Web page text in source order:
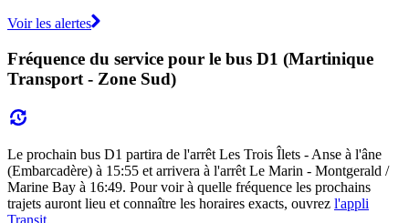
Voir les alertes
Fréquence du service pour le bus D1 (Martinique
Transport - Zone Sud)
Le prochain bus D1 partira de l'arrêt Les Trois Îlets - Anse à l'âne
(Embarcadère) à 15:55 et arrivera à l'arrêt Le Marin - Montgerald /
Marine Bay à 16:49. Pour voir à quelle fréquence les prochains
trajets auront lieu et connaître les horaires exacts, ouvrez l'appli
Transit.